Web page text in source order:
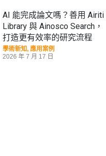
AI 能完成論文嗎？善用 Airiti
Library 與 Ainosco Search，
打造更有效率的研究流程
學術新知, 應用案例
2026 年 7 月 17 日